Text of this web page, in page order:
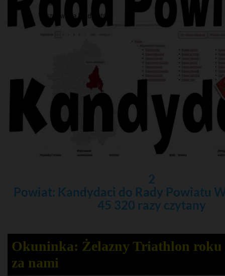
2
Powiat: Kandydaci do Rady Powiatu
45 320 razy czytany
Okuninka: Żelazny Triathlon roku
za nami